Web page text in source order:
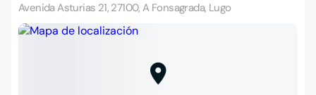
Avenida Asturias 21, 27100, A Fonsagrada, Lugo